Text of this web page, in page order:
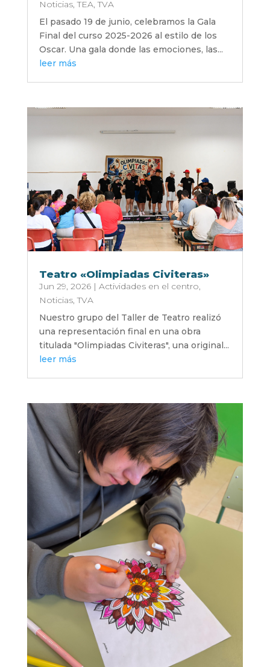
Noticias,TEA,TVA
El pasado 19 de junio, celebramos la Gala
Final del curso 2025-2026 al estilo de los
Oscar. Una gala donde las emociones, las...
leer más
Teatro «Olimpiadas Civiteras»
Jun 29, 2026| Actividades en el centro,
Noticias,TVA
Nuestro grupo del Taller de Teatro realizó
una representación final en una obra
titulada "Olimpiadas Civiteras", una original...
leer más